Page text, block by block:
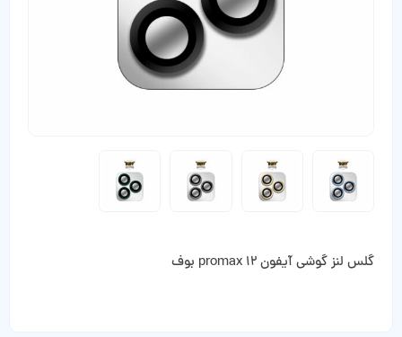
گلس لنز گوشی آیفون 12 promax بوف